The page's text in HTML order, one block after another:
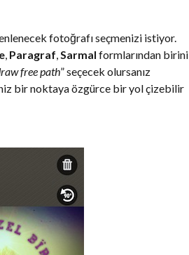
fotoğrafı seçmenizi istiyor.
, Paragraf,Sarmal formlarından birini
free path” seçecek olursanız
bir noktaya özgürce bir yol çizebilir